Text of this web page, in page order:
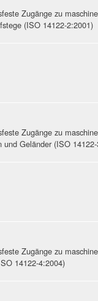
Zugänge zu
(ISO 14122-2:2001)
Zugänge zu
Geländer (ISO
Zugänge zu
14122-4:2004)